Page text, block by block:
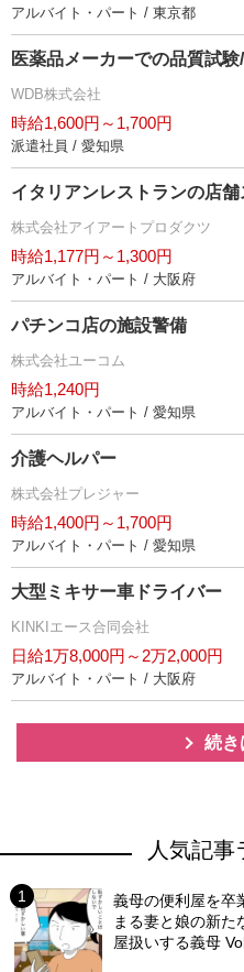
アルバイト・パート / 東京都
医薬品メーカーでの品質試
WDB株式会社
時給1,600円～1,700円
派遣社員 / 愛知県
イタリアンレストランの店舗
株式会社アイアートプロダクツ
時給1,177円～1,300円
アルバイト・パート / 大阪府
パチンコ店の施設警備
株式会社ユーコム
時給1,240円
アルバイト・パート / 愛知県
介護ヘルパー
株式会社プレジャー
時給1,400円～1,700円
アルバイト・パート / 愛知県
大型ミキサー車ドライバー
KINKIエース合同会社
日給1万8,000円～2万2,000円
アルバイト・パート / 大阪府
続き
人気記事
義母の便利屋を卒
まる妻と娘の新た
屋扱いする義母